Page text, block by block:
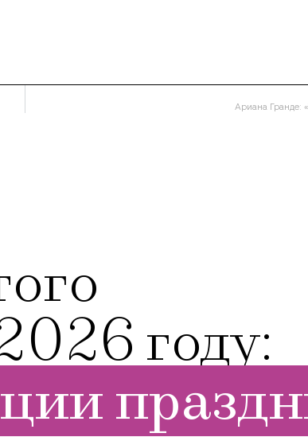
Ариана Гранде:
году: